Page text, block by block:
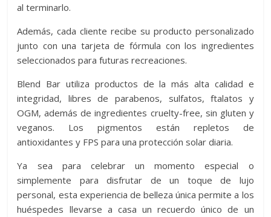
al terminarlo.
Además, cada cliente recibe su producto personalizado
junto con una tarjeta de fórmula con los ingredientes
seleccionados para futuras recreaciones.
Blend Bar utiliza productos de la más alta calidad e
integridad, libres de parabenos, sulfatos, ftalatos y
OGM, además de ingredientes cruelty-free, sin gluten y
veganos. Los pigmentos están repletos de
antioxidantes y FPS para una protección solar diaria.
Ya sea para celebrar un momento especial o
simplemente para disfrutar de un toque de lujo
personal, esta experiencia de belleza única permite a los
huéspedes llevarse a casa un recuerdo único de un